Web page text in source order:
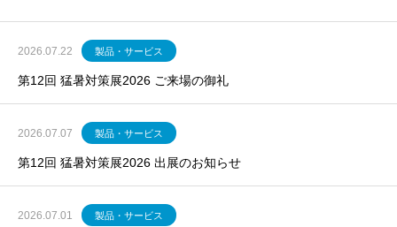
2026.07.22 製品・サービス
第12回 猛暑対策展2026 ご来場の御礼
2026.07.07 製品・サービス
第12回 猛暑対策展2026 出展のお知らせ
2026.07.01 製品・サービス